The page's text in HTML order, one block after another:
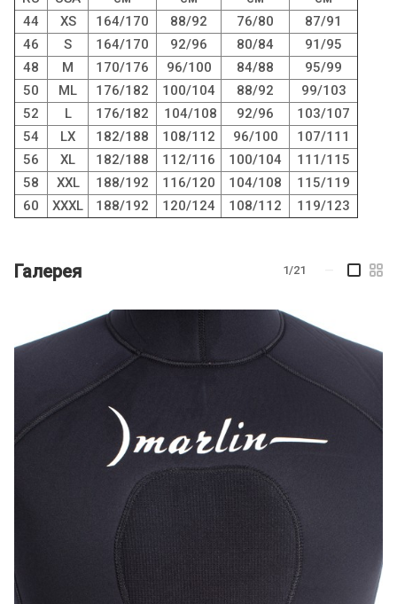
44
XS 164/170 88/92 76/80
87/91
46
S 164/170 92/96 80/84
91/95
48
M 170/176 96/100 84/88
95/99
50
ML 176/182 100/104 88/92
99/103
52
L 176/182 104/108 92/96
103/107
54
LX 182/188 108/112 96/100
107/111
56
XL 182/188 112/116 100/104
111/115
58
XXL 188/192 116/120 104/108
115/119
60
XXXL 188/192 120/124 108/112 119/123
Галерея 1/21